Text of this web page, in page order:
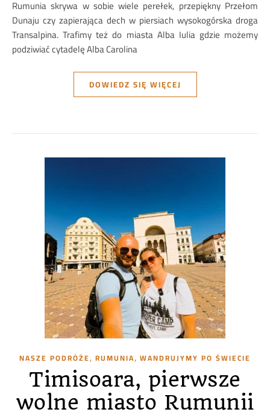
Rumunia skrywa w sobie wiele perełek, przepiękny Przełom
Dunaju czy zapierająca dech w piersiach wysokogórska droga
Transalpina. Trafimy też do miasta Alba Iulia gdzie możemy
podziwiać cytadelę Alba Carolina
DOWIEDZ SIĘ WIĘCEJ
NASZE PODRÓŻE, RUMUNIA, WANDRUJYMY PO ŚWIECIE
Timisoara, pierwsze
wolne miasto Rumunii